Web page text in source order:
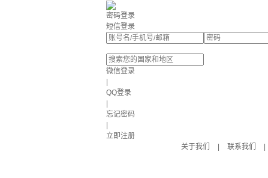
密码登录
短信登录
微信登录
QQ登录
忘记密码
立即注册
关于我们
联系我们